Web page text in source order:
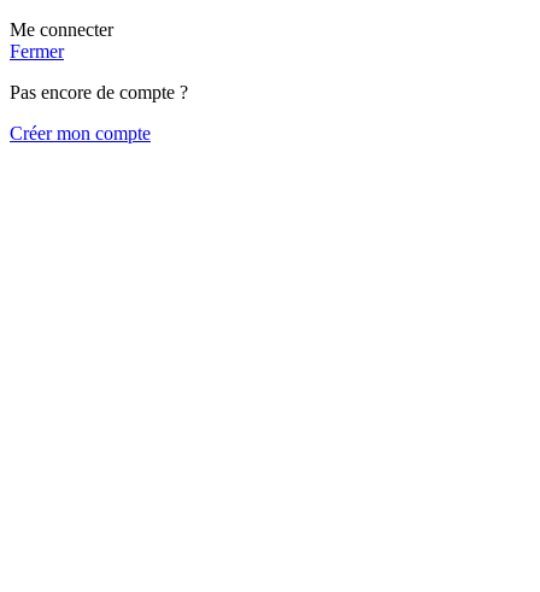
Me connecter
Fermer
Pas encore de compte ?
Créer mon compte